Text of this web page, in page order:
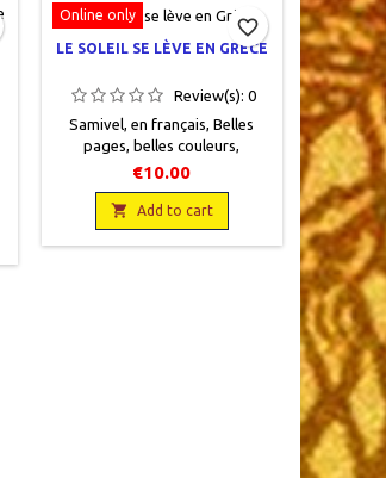
Online only
LE SOLEIL SE LÈVE EN GRÈCE
Review(s): 0
Samivel, en français, Belles
pages, belles couleurs,
Arthaud, 1959, 20 x 25,5, 261
éditeur blanc, jaquette
transparente
€10.00
 Add to cart
favorite_border